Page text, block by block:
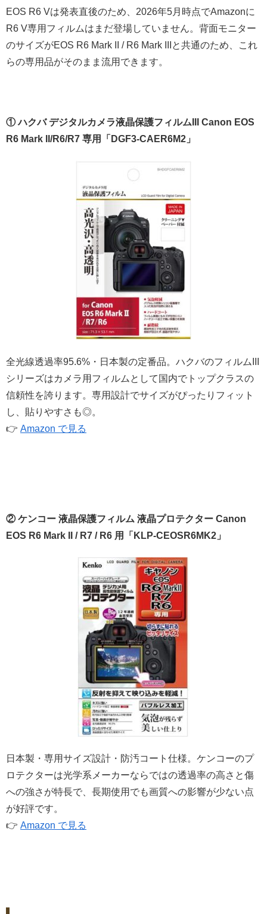
EOS R6 Vは発表直後のため、2026年5月時点でAmazonに
R6 V専用フィルムはまだ登場していません。背面モニター
のサイズがEOS R6 Mark II / R6 Mark IIIと共通のため、これ
らの専用品がそのまま流用できます。
① ハクバ デジタルカメラ液晶保護フィルムIII Canon EOS
R6 Mark II/R6/R7 専用「DGF3-CAER6M2」
全光線透過率95.6%・日本製の定番品。ハクバのフィルムIII
シリーズはカメラ用フィルムとして国内でトップクラスの
信頼性を誇ります。専用設計でサイズがぴったりフィット
し、貼りやすさも◎。
👉 Amazon で見る
② ケンコー 液晶保護フィルム 液晶プロテクター Canon
EOS R6 Mark II / R7 / R6 用「KLP-CEOSR6MK2」
日本製・専用サイズ設計・防汚コート仕様。ケンコーのプ
ロテクターは光学系メーカーならではの透過率の高さと傷
への強さが特長で、長期使用でも画質への影響が少ない点
が好評です。
👉 Amazon で見る